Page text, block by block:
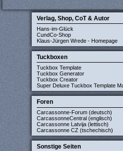
Verlag, Shop, CoT & Autor
Hans-im-Glück
CundCo-Shop
Klaus-Jürgen Wrede - Homepage
Tuckboxen
Tuckbox Template
Tuckbox Generator
Tuckbox Creator
Super Deluxe Tuckbox Template
Foren
Carcassonne-Forum (deutsch)
CarcassonneCentral (englisch)
Carcassonne Latvija (lettisch)
Carcassonne CZ (tschechisch)
Sonstige Seiten